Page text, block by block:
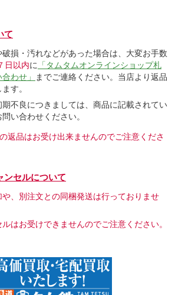
て
損・汚れなどがあった場合は、大変お手数
日以内に 「タムタムオンラインショップ札
わせ」
までご連絡ください。当店より返品
す。
不良につきましては、商品に記載されてい
い合わせください。
返品はお受け出来ませんのでご注意くださ
ンセルについて
、別注文との同梱発送は行っておりませ
はお受けできませんのでご注意ください。